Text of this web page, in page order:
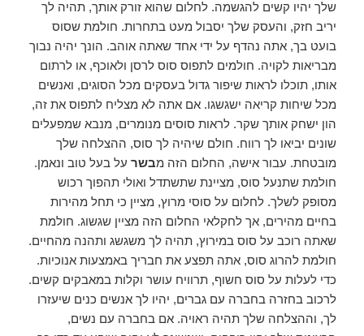
שלך יהיו קשים להגשמה. לחלום שהוא זורק אותך, תהיה לך
יריב חזק, והעסק שלך יסבול מעט בתחרות. חולמת שסוס
בועט בך, אתה נהדף על ידי אחד שאתה אוהב. הונך יהיה נבוך
מבריאות לקויה. חולמים לתפוס סוס לרסן ולאוכף, או לרתום
אותו, תוכלו לראות שיפור גדול בעסקים מכל הסוגים, ואנשים
מכל שיחות קריאה ישגשגו. אם אתה לא מצליח לתפוס את זה,
הון ישחק אותך שקר. לראות סוסים מנומרים, מנבא שמפעלים
שונים יביאו לך רווח. חולם שיהיה לך סוס, ההצלחה שלך
מובטחת. עבור אישה, החלום הזה מבשר על בעל טוב ונאמן.
חולמת שתנעל סוס, מציינת שתשתדל ואולי תהפוך רכוש
מסופק לשלך. לחלום על סוסי מרוץ, מציין כי תחל מהירות
בחיים מהירים, אך לחקלאי החלום הזה מציין שגשוג. חולמת
שאתה רוכב על סוס במירוץ, תהיה לך משגשג ותהנה מהחיים.
חולמת להרוג סוס, אתה תפצע את חבריך באמצעות אנוכיות.
כדי לעלות על סוס חשוף, תרוויח עושר וקלות במאבקים קשים.
לרכוב בחזרה בחברה עם גברים, יהיו לך אנשים כנים שיעזרו
לך, וההצלחה שלך תהיה ראויה. אם בחברה עם נשים,